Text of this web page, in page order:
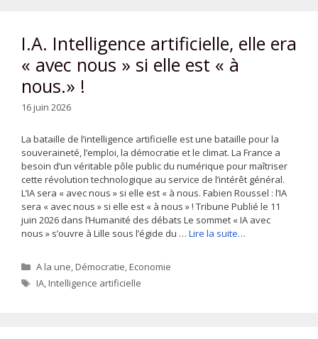
I.A. Intelligence artificielle, elle era
« avec nous » si elle est « à
nous.» !
16 juin 2026
La bataille de l’intelligence artificielle est une bataille pour la
souveraineté, l’emploi, la démocratie et le climat. La France a
besoin d’un véritable pôle public du numérique pour maîtriser
cette révolution technologique au service de l’intérêt général.
L’IA sera « avec nous » si elle est « à nous. Fabien Roussel : l’IA
sera « avec nous » si elle est « à nous » ! Tribune Publié le 11
juin 2026 dans l’Humanité des débats Le sommet « IA avec
nous » s’ouvre à Lille sous l’égide du … Lire la suite…
Catégories
A la une,Démocratie,Economie
Étiquettes
IA,Intelligence artificielle